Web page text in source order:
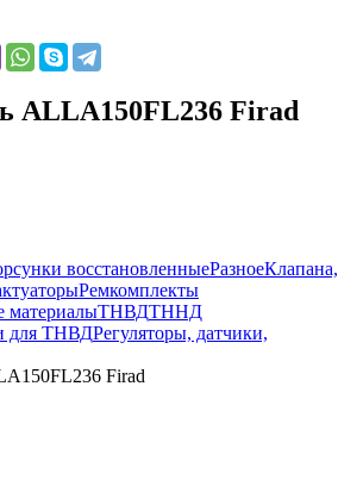
ALLA150FL236 Firad
восстановленныеРазноеКлапана,
Ремкомплекты
материалыТНВДТННД
для ТНВДРегуляторы, датчики,
Firad